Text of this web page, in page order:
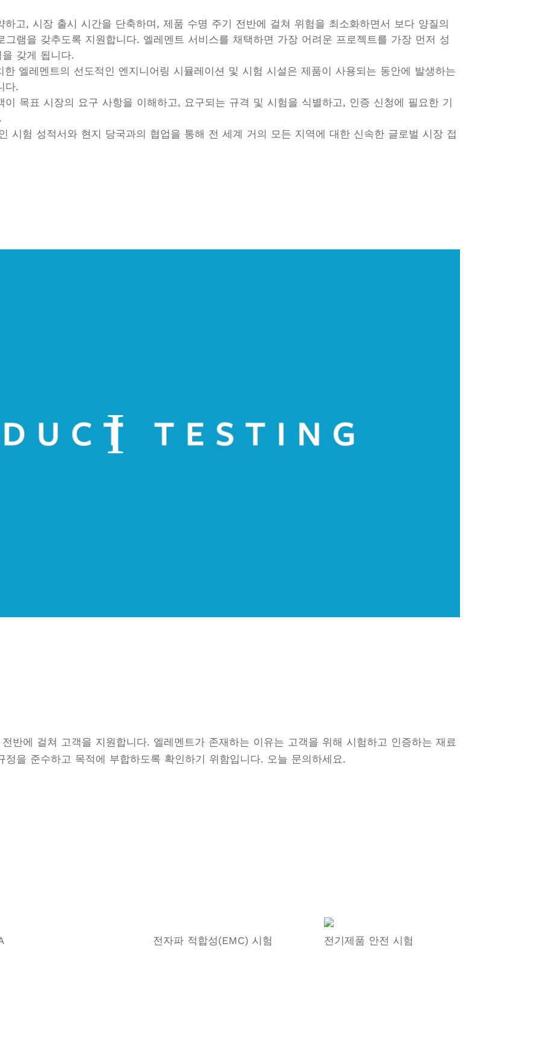
하고, 시장 출시 시간을 단축하며, 제품 수명 주기 전반에 걸쳐 위험을 최소화하면서 보다 양질의
램을 갖추도록 지원합니다. 엘레멘트 서비스를 채택하면 가장 어려운 프로젝트를 가장 먼저 성
갖게 됩니다.
엘레멘트의 선도적인 엔지니어링 시뮬레이션 및 시험 시설은 제품이 사용되는 동안에 발생하는
다.
이 목표 시장의 요구 사항을 이해하고, 요구되는 규격 및 시험을 식별하고, 인증 신청에 필요한 기
시험 성적서와 현지 당국과의 협업을 통해 전 세계 거의 모든 지역에 대한 신속한 글로벌 시장 접
반에 걸쳐 고객을 지원합니다. 엘레멘트가 존재하는 이유는 고객을 위해 시험하고 인증하는 재료
을 준수하고 목적에 부합하도록 확인하기 위함입니다. 오늘 문의하세요.
전자파 적합성(EMC) 시험 전기제품 안전 시험